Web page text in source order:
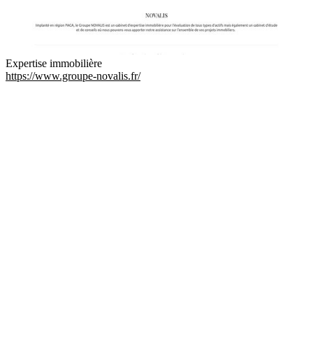
Expertise immobilière
https://www.groupe-novalis.fr/